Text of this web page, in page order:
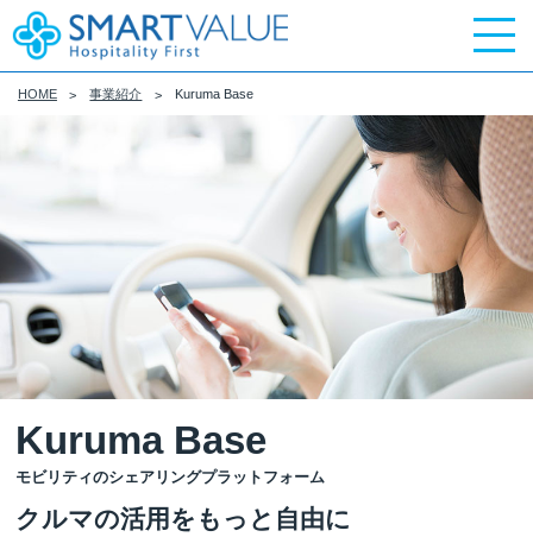
HOME 事業紹介 Kuruma Base
Kuruma Base
モビリティのシェアリングプラットフォーム
クルマの活用をもっと自由に